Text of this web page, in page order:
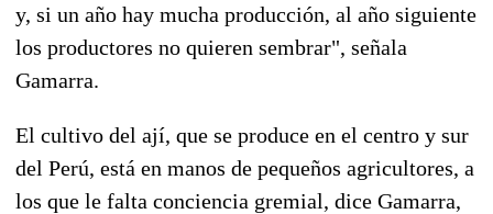
y, si un año hay mucha producción, al año siguiente
los productores no quieren sembrar", señala
Gamarra.
El cultivo del ají, que se produce en el centro y sur
del Perú, está en manos de pequeños agricultores, a
los que le falta conciencia gremial, dice Gamarra,